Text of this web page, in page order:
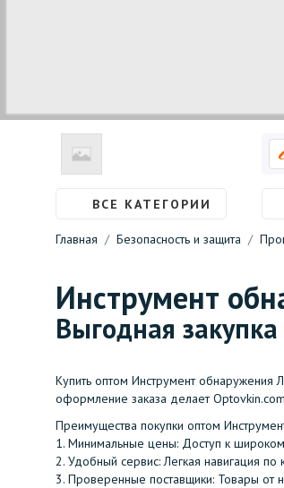
ВСЕ КАТЕГОРИИ
Главная Безопасность и защита
Инструмент
Выгодная
Купить оптом Инструмент обнаружения
оформление заказа делает
Преимущества покупки оптом
1.⁠ ⁠Минимальные цены: Доступ к
2.⁠ ⁠Удобный сервис: Легкая навигация
3.⁠ ⁠Проверенные поставщики: Товары от